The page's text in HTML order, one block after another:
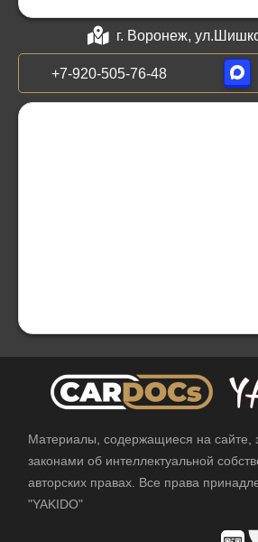
г. Воронеж,
+7-920-505-76-48
Материалы, содержащиеся на
законами об интеллектуальной
авторских правах. Все права
"YAKIDO"